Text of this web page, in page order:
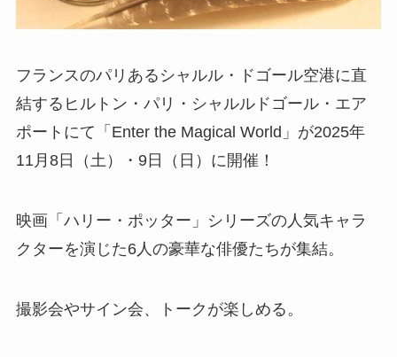
フランスのパリあるシャルル・ドゴール空港に直
結するヒルトン・パリ・シャルルドゴール・エア
ポートにて「Enter the Magical World」が2025年
11月8日（土）・9日（日）に開催！
映画「ハリー・ポッター」シリーズの人気キャラ
クターを演じた6人の豪華な俳優たちが集結。
撮影会やサイン会、トークが楽しめる。